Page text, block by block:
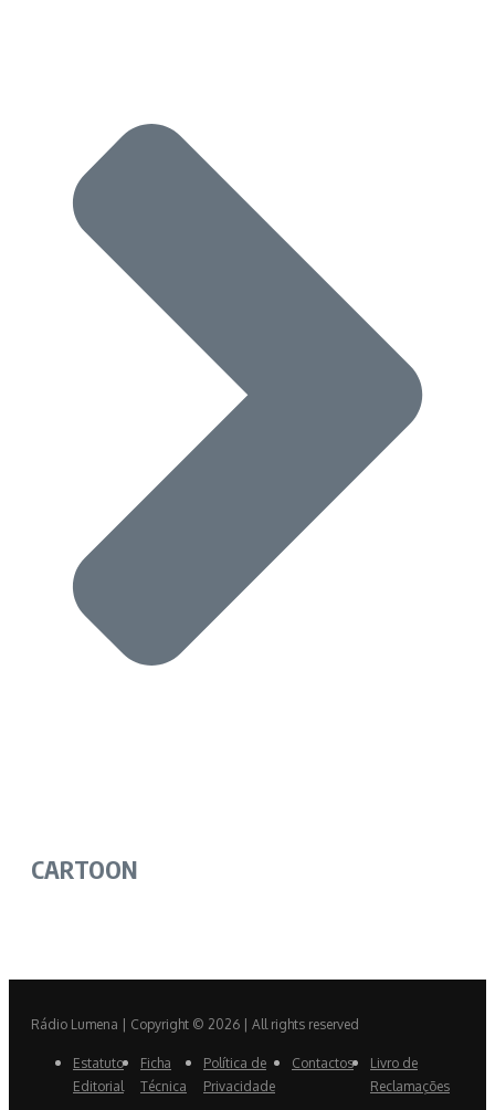
CARTOON
Rádio Lumena | Copyright © 2026 | All rights reserved
Estatuto
Editorial
Ficha
Técnica
Política de
Privacidade
Contactos
Livro de
Reclamações